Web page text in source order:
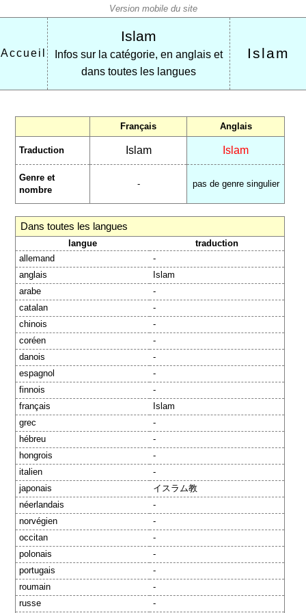
Accueil
Islam
Infos sur la catégorie, en anglais et
dans toutes les langues
Islam
Français Anglais
Traduction Islam Islam
Genre et
nombre
- pas de genre singulier
Dans toutes les langues
langue
traduction
allemand
-
anglais
Islam
arabe
-
catalan
-
chinois
-
coréen
-
danois
-
espagnol
-
finnois
-
français
Islam
grec
-
hébreu
-
hongrois
-
italien
-
japonais
イスラム教
néerlandais
-
norvégien
-
occitan
-
polonais
-
portugais
-
roumain
-
russe
-